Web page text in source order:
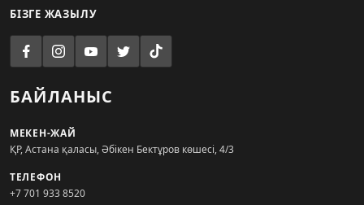
БІЗГЕ ЖАЗЫЛУ
БАЙЛАНЫС
МЕКЕН-ЖАЙ
ҚР, Астана қаласы, Әбікен Бектұров көшесі, 4/3
ТЕЛЕФОН
+7 701 933 8520